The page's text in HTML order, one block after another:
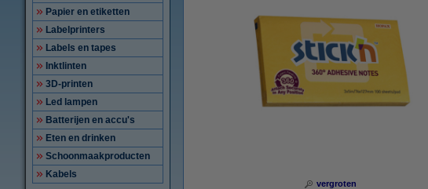
Papier en etiketten
Labelprinters
Labels en tapes
Inktlinten
3D-printen
Led lampen
Batterijen en accu's
Eten en drinken
Schoonmaakproducten
Kabels
vergroten